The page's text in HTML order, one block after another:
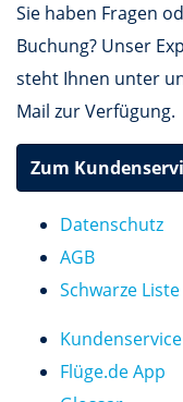
Sie haben Fragen
Buchung? Unser
steht Ihnen unter
Mail zur Verfügung.
Zum
Datenschutz
AGB
Schwarze Liste
Kundenservice
Flüge.de App